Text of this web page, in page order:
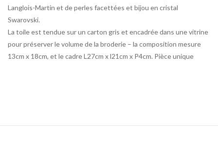
Langlois-Martin et de perles facettées et bijou en cristal
Swarovski.
La toile est tendue sur un carton gris et encadrée dans une vitrine
pour préserver le volume de la broderie – la composition mesure
13cm x 18cm, et le cadre L27cm x l21cm x P4cm. Pièce unique